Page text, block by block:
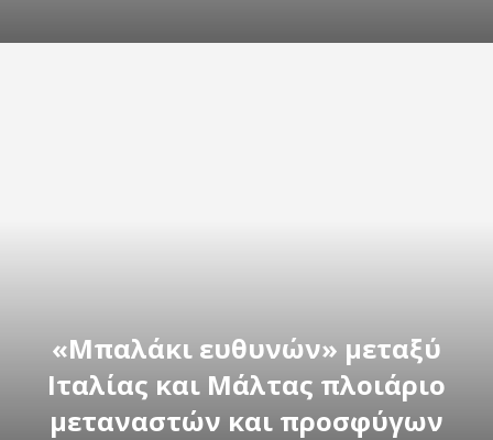
«Μπαλάκι ευθυνών» μεταξύ
Ιταλίας και Μάλτας πλοιάριο
μεταναστών και προσφύγων